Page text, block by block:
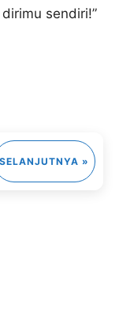
sendiri!”
SELANJUTNYA »